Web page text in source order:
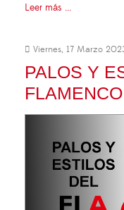
Leer más ...
Viernes, 17 Marzo
PALOS Y